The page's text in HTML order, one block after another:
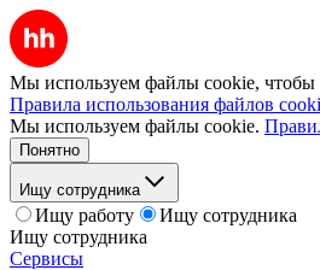
Мы используем файлы cookie, чтобы
Правила использования файлов
Мы используем файлы cookie.
Понятно
Ищу сотрудника
Ищу работу
Ищу сотрудника
Ищу сотрудника
Сервисы